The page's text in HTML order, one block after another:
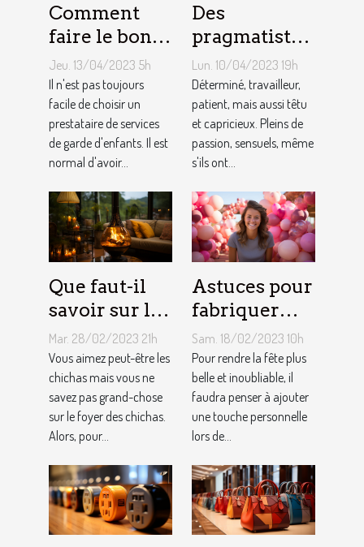
Comment
faire le bon
choix entre
une crèche et
une
assistante
maternelle ?
Jeu. 13/04/2023 5h
Il n'est pas toujours
facile de choisir un
prestataire de services
de garde d'enfants. Il est
normal d'avoir...
Des
pragmatistes
imaginatifs
et patients :
comment
sont les gens
du Taureau ?
Lun. 10/04/2023 19h
Déterminé, travailleur,
patient, mais aussi têtu
et capricieux. Pleins de
passion, sensuels, même
s'ils ont...
Que faut-il
savoir sur le
foyer chicha
?
Mar. 28/02/2023 21h
Vous aimez peut-être les
chichas mais vous ne
savez pas grand-chose
sur le foyer des chichas.
Alors, pour...
Astuces pour
fabriquer
une arche de
ballons
Sam. 18/02/2023 10h
Pour rendre la fête plus
belle et inoubliable, il
faudra penser à ajouter
une touche personnelle
lors de...